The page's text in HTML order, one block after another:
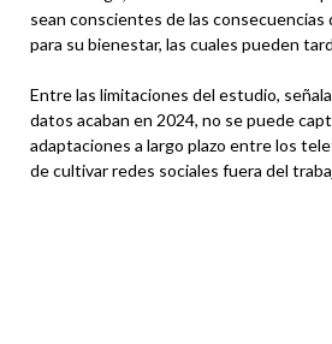
sean conscientes de las
para su bienestar, las cuales pueden
Entre las limitaciones del estudio,
datos acaban en 2024, no se puede
adaptaciones a largo plazo entre los
de cultivar redes sociales fuera del